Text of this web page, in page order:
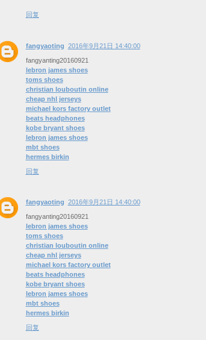
回复
fangyaoting 2016年9月21日 14:40:00
fangyanting20160921
lebron james shoes
toms shoes
christian louboutin online
cheap nhl jerseys
michael kors factory outlet
beats headphones
kobe bryant shoes
lebron james shoes
mbt shoes
hermes birkin
回复
fangyaoting 2016年9月21日 14:40:00
fangyanting20160921
lebron james shoes
toms shoes
christian louboutin online
cheap nhl jerseys
michael kors factory outlet
beats headphones
kobe bryant shoes
lebron james shoes
mbt shoes
hermes birkin
回复